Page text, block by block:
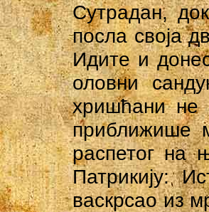
Сутрадан,
посла своја
Идите и
оловни
хришћани не
приближише
распетог на
Патрикију:
васкрсао из